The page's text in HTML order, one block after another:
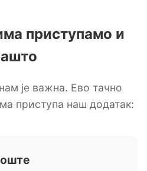
приступамо и
је важна. Ево тачно
приступа наш додатак: